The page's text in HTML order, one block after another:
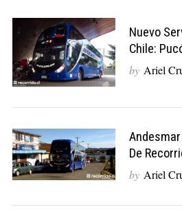
Nuevo
Chile:
by Ariel
De
by Ariel